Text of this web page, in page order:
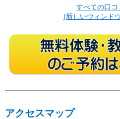
すべての口コ
(新しいウィンド
アクセスマップ